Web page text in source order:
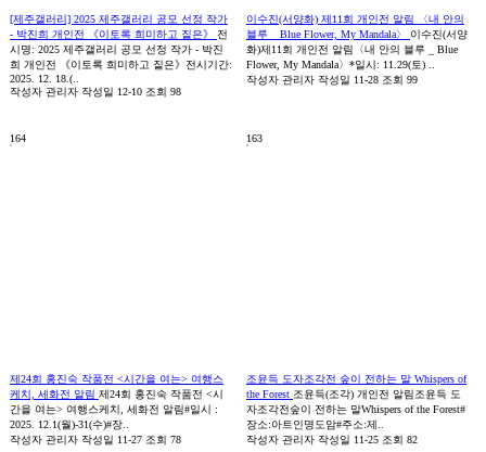
[제주갤러리] 2025 제주갤러리 공모 선정 작가
- 박진희 개인전 《이토록 희미하고 짙은》 전
시명: 2025 제주갤러리 공모 선정 작가 - 박진
희 개인전 《이토록 희미하고 짙은》전시기간:
2025. 12. 18.(..
작성자 관리자 작성일 12-10 조회 98
이수진(서양화) 제11회 개인전 알림 〈내 안의
블루 _ Blue Flower, My Mandala〉 이수진(서양
화)제11회 개인전 알림〈내 안의 블루 _ Blue
Flower, My Mandala〉*일시: 11.29(토) ..
작성자 관리자 작성일 11-28 조회 99
164
제24회 홍진숙 작품전 <시간을 여는> 여행스
케치, 세화전 알림 제24회 홍진숙 작품전 <시
간을 여는> 여행스케치, 세화전 알림#일시 :
2025. 12.1(월)-31(수)#장..
작성자 관리자 작성일 11-27 조회 78
163
조윤득 도자조각전 숲이 전하는 말 Whispers of
the Forest 조윤득(조각) 개인전 알림조윤득 도
자조각전숲이 전하는 말Whispers of the Forest#
장소:아트인명도암#주소:제..
작성자 관리자 작성일 11-25 조회 82